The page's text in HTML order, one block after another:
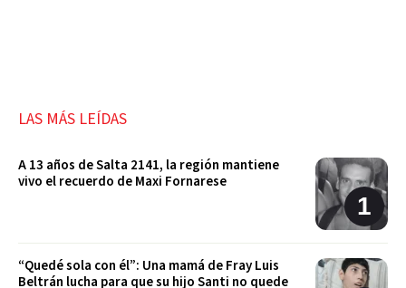
LAS MÁS LEÍDAS
A 13 años de Salta 2141, la región mantiene
vivo el recuerdo de Maxi Fornarese
“Quedé sola con él”: Una mamá de Fray Luis
Beltrán lucha para que su hijo Santi no quede